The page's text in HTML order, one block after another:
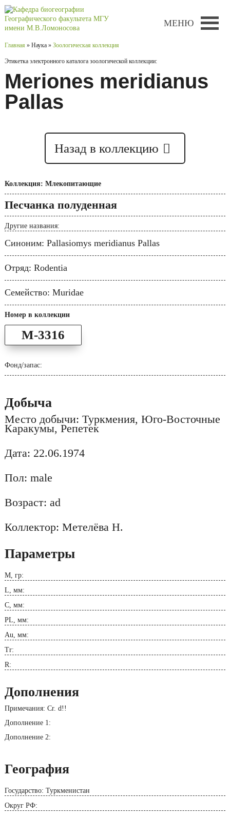
МЕНЮ
Главная » Наука » Зоологическая коллекция
Этикетка электронного каталога зоологической коллекции:
Meriones meridianus
Pallas
Назад в коллекцию
Коллекция: Млекопитающие
Песчанка полуденная
Другие названия:
Синоним: Pallasiomys meridianus Pallas
Отряд: Rodentia
Семейство: Muridae
Номер в коллекции
M-3316
Фонд/запас:
Добыча
Место добычи: Туркмения, Юго-Восточные
Каракумы, Репетек
Дата: 22.06.1974
Пол: male
Возраст: ad
Коллектор: Метелёва Н.
Параметры
M, гр:
L, мм:
C, мм:
PL, мм:
Au, мм:
Tr:
R:
Дополнения
Примечания: Cr. d!!
Дополнение 1:
Дополнение 2:
География
Государство: Туркменистан
Округ РФ: